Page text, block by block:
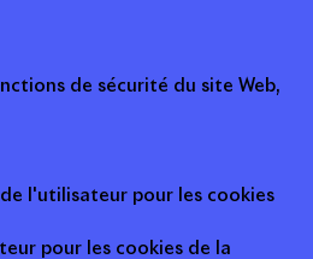
de sécurité du site Web,
l'utilisateur pour les cookies
pour les cookies de la